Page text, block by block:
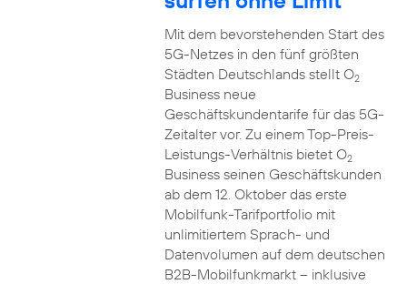
Mit dem bevorstehenden Start des
5G-Netzes in den fünf größten
Städten Deutschlands stellt O2
Business neue
Geschäftskundentarife für das 5G-
Zeitalter vor. Zu einem Top-Preis-
Leistungs-Verhältnis bietet O2
Business seinen Geschäftskunden
ab dem 12. Oktober das erste
Mobilfunk-Tarifportfolio mit
unlimitiertem Sprach- und
Datenvolumen auf dem deutschen
B2B-Mobilfunkmarkt – inklusive